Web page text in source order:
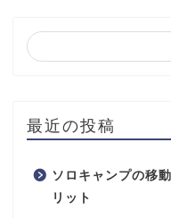
最近の投稿
ソロキャンプの移
リット